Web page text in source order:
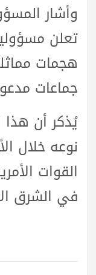
وأشار
تعلن
هجمات
جماعات
يُذكر أن
نوعه خلال
القوات
في الشرق